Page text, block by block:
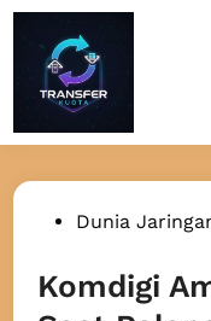
Skip
content
PostedDunia
Komdigi